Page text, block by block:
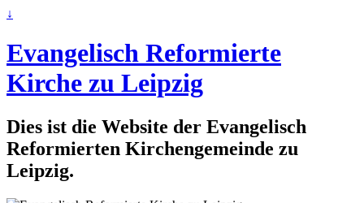
↓
Evangelisch Reformierte
Kirche zu Leipzig
Dies ist die Website der Evangelisch
Reformierten Kirchengemeinde zu
Leipzig.